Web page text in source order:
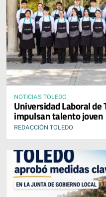
NOTICIAS TOLEDO
Universidad Laboral
impulsan talento joven
REDACCIÓN TOLEDO